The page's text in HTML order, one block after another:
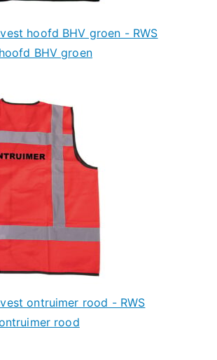
hoofd BHV groen - RWS
BHV groen
ontruimer rood - RWS
rood